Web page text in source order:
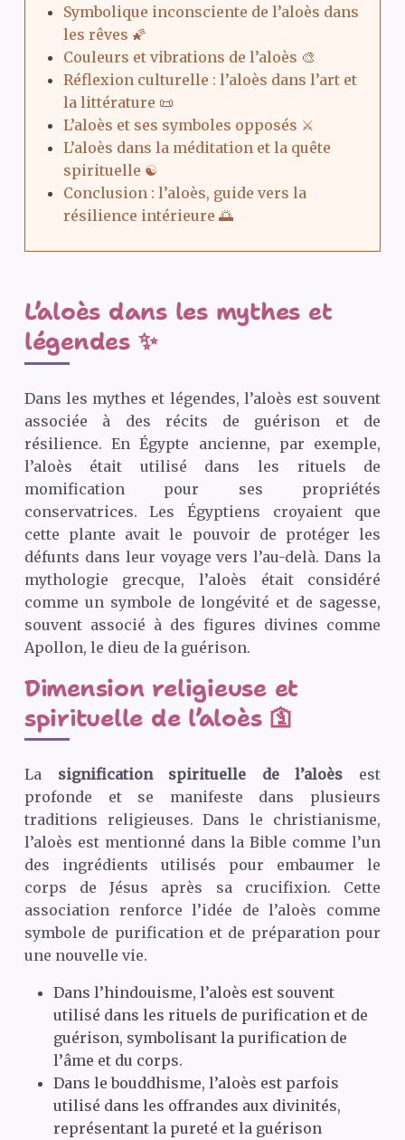
Symbolique inconsciente de l’aloès dans
les rêves 🌠
Couleurs et vibrations de l’aloès 🎨
Réflexion culturelle : l’aloès dans l’art et
la littérature 📜
L’aloès et ses symboles opposés ⚔️
L’aloès dans la méditation et la quête
spirituelle ☯️
Conclusion : l’aloès, guide vers la
résilience intérieure 🌅
L’aloès dans les mythes et
légendes ✨
Dans les mythes et légendes, l’aloès est souvent
associée à des récits de guérison et de
résilience. En Égypte ancienne, par exemple,
l’aloès était utilisé dans les rituels de
momification pour ses propriétés
conservatrices. Les Égyptiens croyaient que
cette plante avait le pouvoir de protéger les
défunts dans leur voyage vers l’au-delà. Dans la
mythologie grecque, l’aloès était considéré
comme un symbole de longévité et de sagesse,
souvent associé à des figures divines comme
Apollon, le dieu de la guérison.
Dimension religieuse et
spirituelle de l’aloès 🛐
La signification spirituelle de l’aloès est
profonde et se manifeste dans plusieurs
traditions religieuses. Dans le christianisme,
l’aloès est mentionné dans la Bible comme l’un
des ingrédients utilisés pour embaumer le
corps de Jésus après sa crucifixion. Cette
association renforce l’idée de l’aloès comme
symbole de purification et de préparation pour
une nouvelle vie.
Dans l’hindouisme, l’aloès est souvent
utilisé dans les rituels de purification et de
guérison, symbolisant la purification de
l’âme et du corps.
Dans le bouddhisme, l’aloès est parfois
utilisé dans les offrandes aux divinités,
représentant la pureté et la guérison